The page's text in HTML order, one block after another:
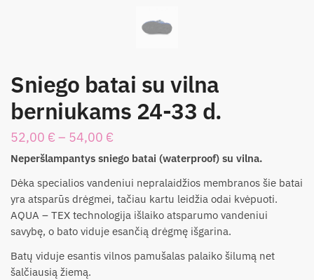
Sniego batai su vilna
berniukams 24-33 d.
52,00 € – 54,00 €
Neperšlampantys sniego batai (waterproof) su vilna.
Dėka specialios vandeniui nepralaidžios membranos šie batai
yra atsparūs drėgmei, tačiau kartu leidžia odai kvėpuoti.
AQUA – TEX technologija išlaiko atsparumo vandeniui
savybę, o bato viduje esančią drėgmę išgarina.
Batų viduje esantis vilnos pamušalas palaiko šilumą net
šalčiausią žiemą.